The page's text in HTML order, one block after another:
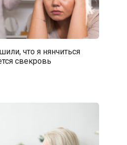
что я нянчиться
свекровь